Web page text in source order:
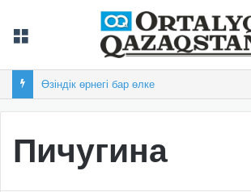
Өзіндік өрнегі бар өлке
Пичугина